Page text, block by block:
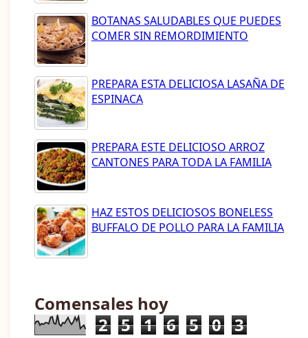
BOTANAS SALUDABLES QUE PUEDES
COMER SIN REMORDIMIENTO
PREPARA ESTA DELICIOSA LASAÑA DE
ESPINACA
PREPARA ESTE DELICIOSO ARROZ
CANTONES PARA TODA LA FAMILIA
HAZ ESTOS DELICIOSOS BONELESS
BUFFALO DE POLLO PARA LA FAMILIA
Comensales hoy
2 5 1 6 5 0 3